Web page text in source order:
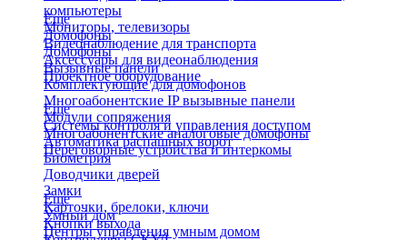
компьютеры
Мониторы, телевизоры
Видеонаблюдение для транспорта
Аксессуары для видеонаблюдения
Проектное оборудование
Еще
Домофоны
Домофоны
Вызывные панели
Комплектующие для домофонов
Многоабонентские IP вызывные панели
Модули сопряжения
Многоабонентские аналоговые домофоны
Переговорные устройства и интеркомы
Еще
Системы контроля и управления доступом
Автоматика распашных ворот
Биометрия
Доводчики дверей
Замки
Карточки, брелоки, ключи
Кнопки выхода
Еще
Умный дом
Центры управления умным домом